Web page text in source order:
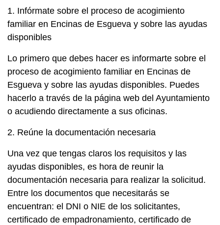
1. Infórmate sobre el proceso de acogimiento
familiar en Encinas de Esgueva y sobre las ayudas
disponibles
Lo primero que debes hacer es informarte sobre el
proceso de acogimiento familiar en Encinas de
Esgueva y sobre las ayudas disponibles. Puedes
hacerlo a través de la página web del Ayuntamiento
o acudiendo directamente a sus oficinas.
2. Reúne la documentación necesaria
Una vez que tengas claros los requisitos y las
ayudas disponibles, es hora de reunir la
documentación necesaria para realizar la solicitud.
Entre los documentos que necesitarás se
encuentran: el DNI o NIE de los solicitantes,
certificado de empadronamiento, certificado de